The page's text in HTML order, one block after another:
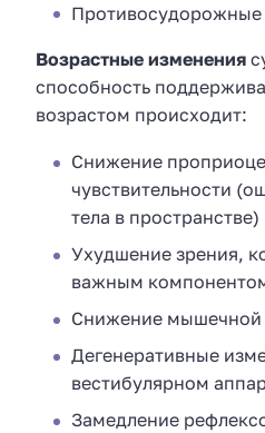
Противосудорожные
Возрастные изменения
способность
возрастом происходит:
Снижение
чувствительности
тела в пространстве)
Ухудшение зрения,
важным
Снижение мышечной
Дегенеративные
вестибулярном
Замедление